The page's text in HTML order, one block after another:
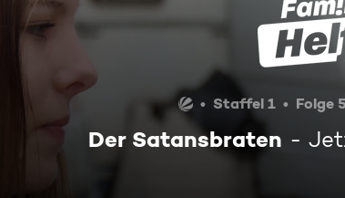
Staffel 1 Folge
Der Satansbraten